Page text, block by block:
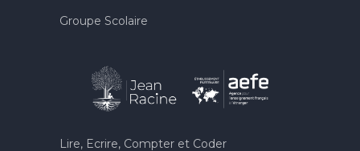
Groupe Scolaire
Lire, Ecrire, Compter et Coder